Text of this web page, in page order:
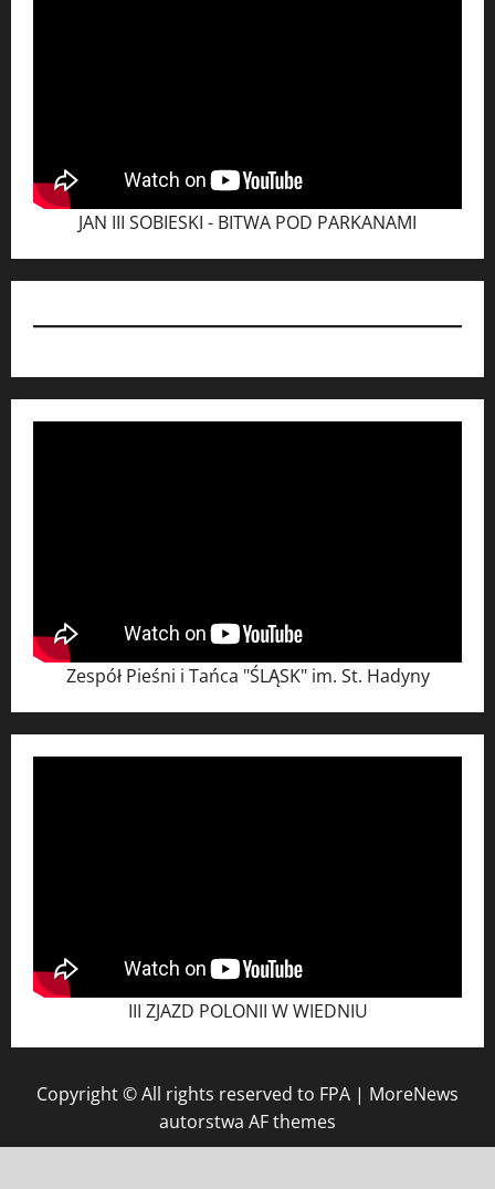
JAN III SOBIESKI - BITWA POD PARKANAMI
Zespół Pieśni i Tańca "ŚLĄSK" im. St. Hadyny
III ZJAZD POLONII W WIEDNIU
Copyright © All rights reserved to FPA | MoreNews
autorstwa AF themes